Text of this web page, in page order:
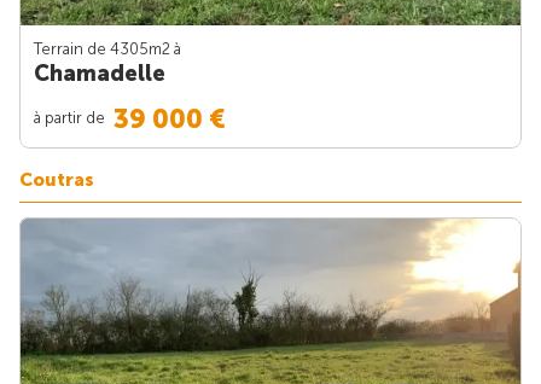
Terrain de 4305m2 à
Chamadelle
à partir de 39 000 €
Coutras